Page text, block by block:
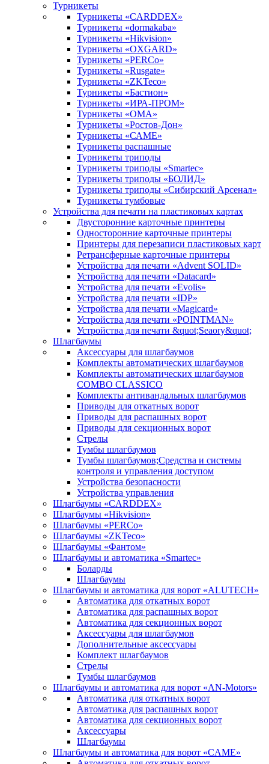
Турникеты
Турникеты «CARDDEX»
Турникеты «dormakaba»
Турникеты «Hikvision»
Турникеты «OXGARD»
Турникеты «PERCo»
Турникеты «Rusgate»
Турникеты «ZKTeco»
Турникеты «Бастион»
Турникеты «ИРА-ПРОМ»
Турникеты «ОМА»
Турникеты «Ростов-Дон»
Турникеты «САМЕ»
Турникеты распашные
Турникеты триподы
Турникеты триподы «Smartec»
Турникеты триподы «БОЛИД»
Турникеты триподы «Сибирский Арсенал»
Турникеты тумбовые
Устройства для печати на пластиковых картах
Двусторонние карточные принтеры
Односторонние карточные принтеры
Принтеры для перезаписи пластиковых карт
Ретрансферные карточные принтеры
Устройства для печати «Advent SOLID»
Устройства для печати «Datacard»
Устройства для печати «Evolis»
Устройства для печати «IDP»
Устройства для печати «Magicard»
Устройства для печати «POINTMAN»
Устройства для печати &quot;Seaory&quot;
Шлагбаумы
Аксессуары для шлагбаумов
Комплекты автоматических шлагбаумов
Комплекты автоматических шлагбаумов
COMBO CLASSICO
Комплекты антивандальных шлагбаумов
Приводы для откатных ворот
Приводы для распашных ворот
Приводы для секционных ворот
Стрелы
Тумбы шлагбаумов
Тумбы шлагбаумов;Средства и системы
контроля и управления доступом
Устройства безопасности
Устройства управления
Шлагбаумы «CARDDEX»
Шлагбаумы «Hikvision»
Шлагбаумы «PERCo»
Шлагбаумы «ZKTeco»
Шлагбаумы «Фантом»
Шлагбаумы и автоматика «Smartec»
Боларды
Шлагбаумы
Шлагбаумы и автоматика для ворот «ALUTECH»
Автоматика для откатных ворот
Автоматика для распашных ворот
Автоматика для секционных ворот
Аксессуары для шлагбаумов
Дополнительные аксессуары
Комплект шлагбаумов
Стрелы
Тумбы шлагбаумов
Шлагбаумы и автоматика для ворот «AN-Motors»
Автоматика для откатных ворот
Автоматика для распашных ворот
Автоматика для секционных ворот
Аксессуары
Шлагбаумы
Шлагбаумы и автоматика для ворот «CAME»